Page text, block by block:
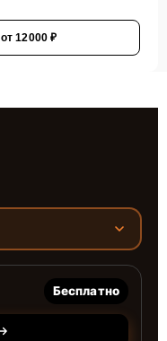
от 12000 ₽
Бесплатно